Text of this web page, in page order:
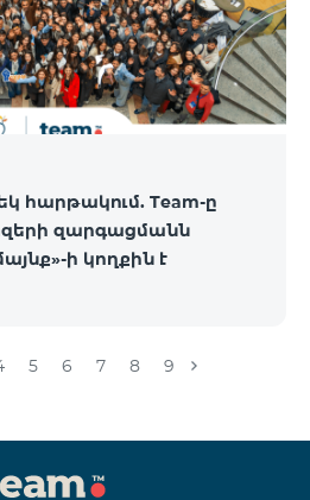
հարթակում. Team-ը
զարգացմանն
ի կողքին է
5 6 7 8 9